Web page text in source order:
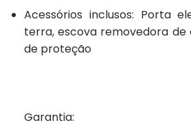
Acessórios inclusos: Porta
terra, escova removedora de
de proteção
Garantia: